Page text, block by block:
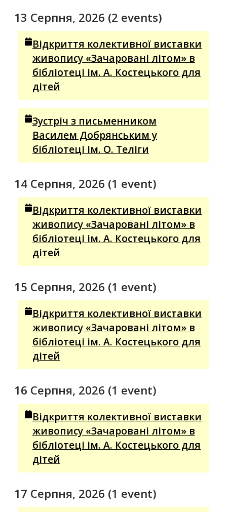
13 Серпня, 2026 (2 events)
Відкриття колективної виставки
живопису «Зачаровані літом» в
бібліотеці ім. А. Костецького для
дітей
Зустріч з письменником
Василем Добрянським у
бібліотеці ім. О. Теліги
14 Серпня, 2026 (1 event)
Відкриття колективної виставки
живопису «Зачаровані літом» в
бібліотеці ім. А. Костецького для
дітей
15 Серпня, 2026 (1 event)
Відкриття колективної виставки
живопису «Зачаровані літом» в
бібліотеці ім. А. Костецького для
дітей
16 Серпня, 2026 (1 event)
Відкриття колективної виставки
живопису «Зачаровані літом» в
бібліотеці ім. А. Костецького для
дітей
17 Серпня, 2026 (1 event)